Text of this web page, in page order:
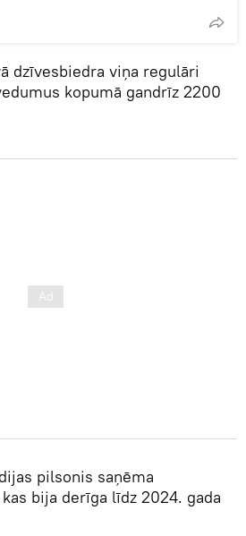
dzīvesbiedra viņa regulāri
kopumā gandrīz 2200
pilsonis saņēma
bija derīga līdz 2024. gada